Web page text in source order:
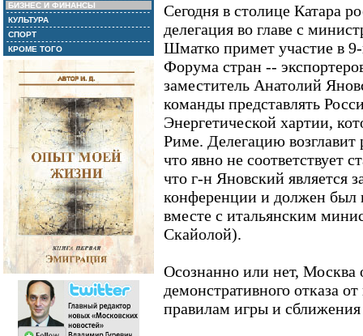
БИЗНЕС И ФИНАНСЫ
КУЛЬТУРА
СПОРТ
КРОМЕ ТОГО
Сегодня в столице Катара
делегация во главе с
Шматко примет участие в
Форума стран --
заместитель Анатолий
команды представлять
Энергетической хартии,
Риме. Делегацию
что явно не соответствует
что г-н Яновский является
конференции и должен был
вместе с итальянским
Скайолой).
Осознанно или нет, Москва
демонстративного отказа
правилам игры и